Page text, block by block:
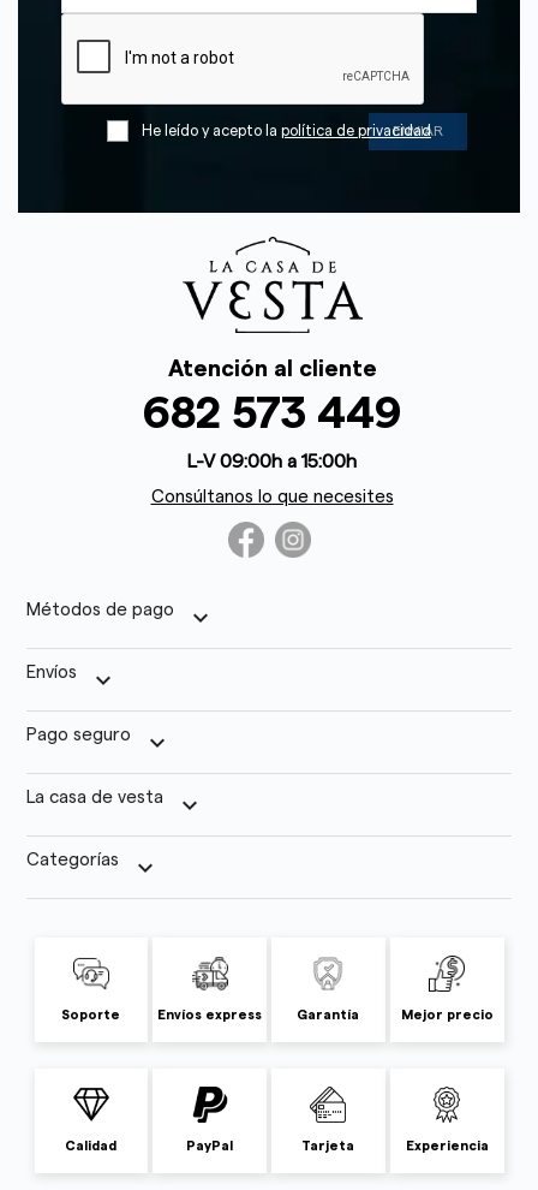
He leído y acepto la política de privacidad
Atención al cliente
682 573 449
L-V 09:00h a 15:00h
Consúltanos lo que necesites
Métodos de pago keyboard_arrow_down
Envíos keyboard_arrow_down
Pago seguro keyboard_arrow_down
La casa de vesta keyboard_arrow_down
Categorías keyboard_arrow_down
Soporte Envíos express Garantía Mejor precio
Calidad PayPal Tarjeta Experiencia